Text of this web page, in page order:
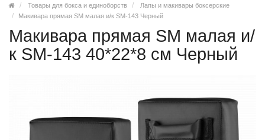
Товары для бокса и единоборств
Лапы и макивары боксерские
Макивара прямая SM малая и/к SM-143 Черный
Макивара прямая SM малая и/
к SM-143 40*22*8 см Черный